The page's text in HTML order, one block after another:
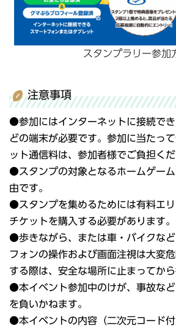
スタンプラリー参加
注意事項
●参加にはインターネットに接続で
どの端末が必要です。参加に当たっ
ット通信料は、参加者様でご負担くだ
●スタンプの対象となるホームゲー
由です。
●スタンプを集めるためには有料エ
チケットを購入する必要があります。
●歩きながら、または車・バイクな
フォンの操作および画面注視は大変
する際は、安全な場所に止まってから
●本イベント参加中のけが、事故な
を負いかねます。
●本イベントの内容（二次元コード